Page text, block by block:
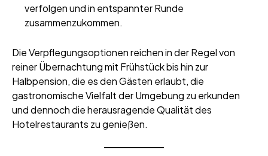
verfolgen und in entspannter Runde
zusammenzukommen.
Die Verpflegungsoptionen reichen in der Regel von
reiner Übernachtung mit Frühstück bis hin zur
Halbpension, die es den Gästen erlaubt, die
gastronomische Vielfalt der Umgebung zu erkunden
und dennoch die herausragende Qualität des
Hotelrestaurants zu genießen.